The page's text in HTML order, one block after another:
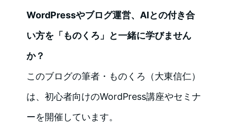
WordPressやブログ運営、AIとの付き合
い方を「ものくろ」と一緒に学びません
か？
このブログの筆者・ものくろ（大東信仁）
は、初心者向けのWordPress講座やセミナ
ーを開催しています。